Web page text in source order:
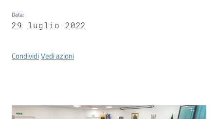
Tutti
Tutti
Data:
29 luglio 2022
CondividiVedi azioni